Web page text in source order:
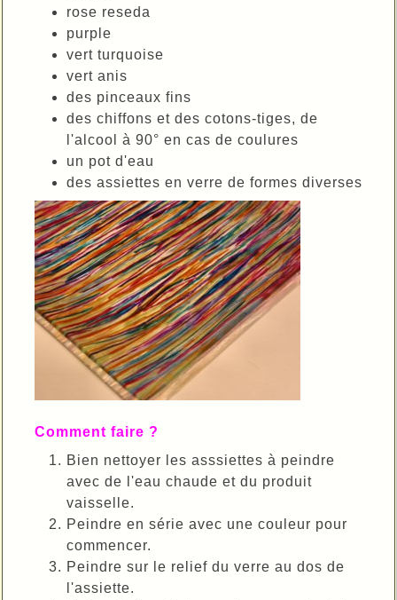
rose reseda
purple
vert turquoise
vert anis
des pinceaux fins
des chiffons et des cotons-tiges, de
l'alcool à 90° en cas de coulures
un pot d'eau
des assiettes en verre de formes diverses
Comment faire ?
Bien nettoyer les asssiettes à peindre
avec de l'eau chaude et du produit
vaisselle.
Peindre en série avec une couleur pour
commencer.
Peindre sur le relief du verre au dos de
l'assiette.